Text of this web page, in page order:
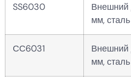
SS6030
Внешний
мм,
СС6031
Внешний
мм,